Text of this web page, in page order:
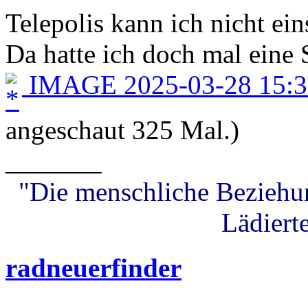
Telepolis kann ich nicht
Da hatte ich doch mal eine
IMAGE 2025-03-28
angeschaut 325 Mal.)
"Die menschliche
radneuerfinder